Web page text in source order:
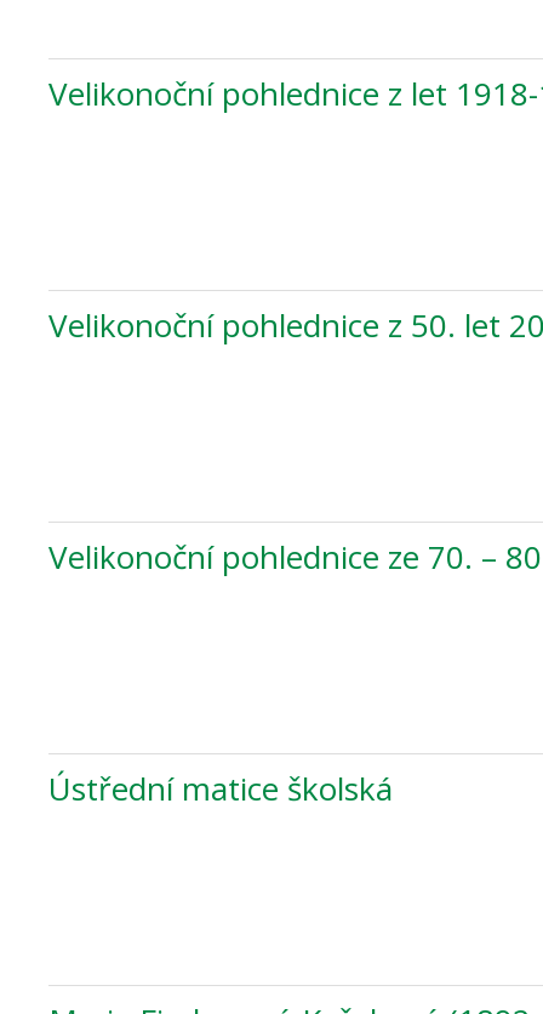
Velikonoční pohlednice z let
Velikonoční pohlednice z 50. let
Velikonoční pohlednice ze 70. –
Ústřední matice školská